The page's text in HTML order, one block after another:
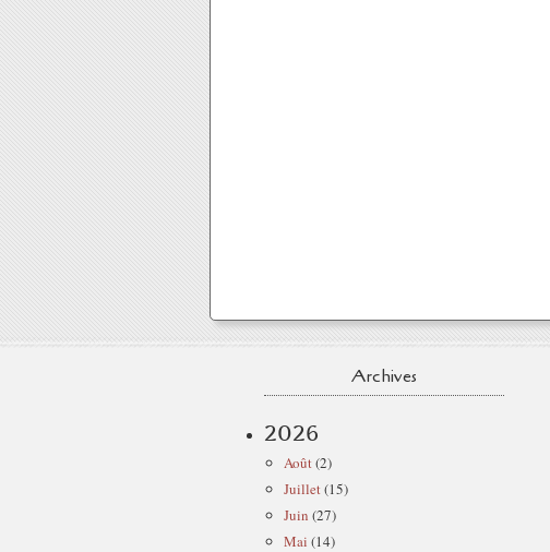
Archives
2026
Août(2)
Juillet(15)
Juin (27)
Mai (14)